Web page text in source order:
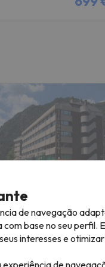
Sant Eloi
Julia de Loria
427 comentários
de forfait em
de navegação
base no seu perfil.
interesses e
de